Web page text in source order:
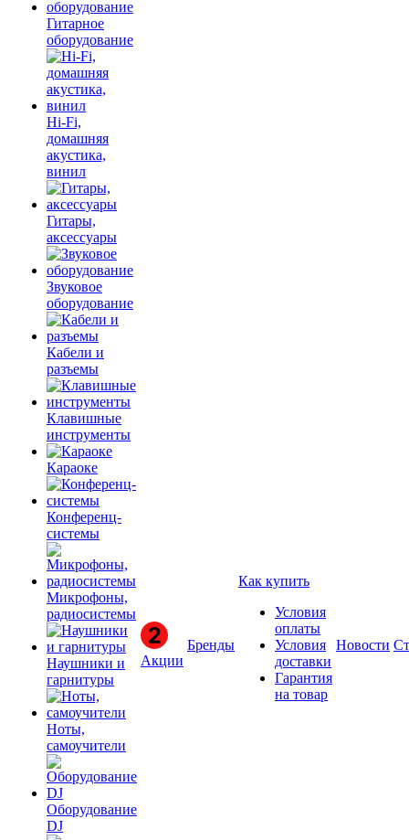
Гитарное
оборудование
Hi-Fi,
домашняя
акустика,
винил
Гитары,
аксессуары
Звуковое
оборудование
Кабели и
разъемы
Клавишные
инструменты
Караоке
Конференц-
системы
Микрофоны,
радиосистемы
Наушники и
гарнитуры
Ноты,
самоучители
Оборудование
DJ
Акции
Бренды
Как купить
Условия
оплаты
Условия
доставки
Гарантия
на товар
Новости